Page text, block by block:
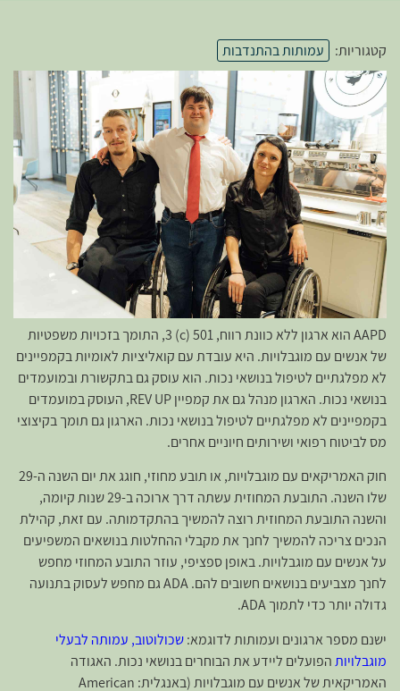
קטגוריות: עמותות בהתנדבות
AAPD הוא ארגון ללא כוונת רווח, 501 (c) 3, התומך בזכויות משפטיות
של אנשים עם מוגבלויות. היא עובדת עם קואליציות לאומיות בקמפיינים
לא מפלגתיים לטיפול בנושאי נכות. הוא עוסק גם בתקשורת ובמועמדים
בנושאי נכות. הארגון מנהל גם את קמפיין REV UP, העוסק במועמדים
בקמפיינים לא מפלגתיים לטיפול בנושאי נכות. הארגון גם תומך בקיצוצי
מס לביטוח רפואי ושירותים חיוניים אחרים.
חוק האמריקאים עם מוגבלויות, או תובע מחוזי, חוגג את יום השנה ה-29
שלו השנה. התובעת המחוזית עשתה דרך ארוכה ב-29 שנות קיומה,
והשנה התובעת המחוזית רוצה להמשיך בהתקדמותה. עם זאת, קהילת
הנכים צריכה להמשיך לחנך את מקבלי ההחלטות בנושאים המשפיעים
על אנשים עם מוגבלויות. באופן ספציפי, עוזר התובע המחוזי מחפש
לחנך מצביעים בנושאים חשובים להם. ADA גם מחפש לעסוק בתנועה
גדולה יותר כדי לתמוך ADA.
ישנם מספר ארגונים ועמותות לדוגמא:שכולוטוב, עמותה לבעלי
מוגבלויותהפועלים ליידע את הבוחרים בנושאי נכות. האגודה
האמריקאית של אנשים עם מוגבלויות (באנגלית: American